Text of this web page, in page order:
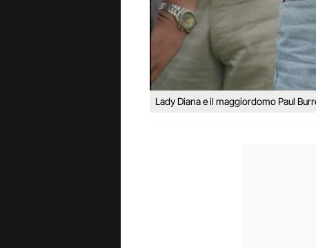
Lady Diana e il maggiordomo Paul